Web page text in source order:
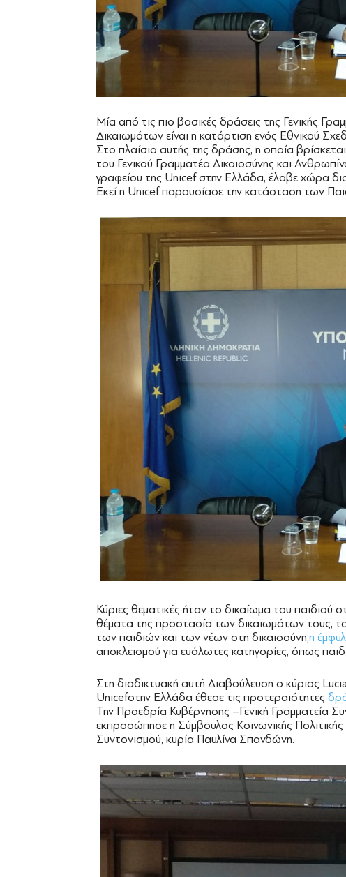
Μία από τις πιο βασικές δράσεις της Γενικής
Δικαιωμάτων είναι η κατάρτιση ενός Εθνικού
Στο πλαίσιο αυτής της δράσης, η οποία
του Γενικού Γραμματέα Δικαιοσύνης και
γραφείου της Unicef στην Ελλάδα, έλαβε χώρα
Εκεί η Unicef παρουσίασε την κατάσταση των
Κύριες θεματικές ήταν το δικαίωμα του παιδιού
θέματα της προστασία των δικαιωμάτων τους,
των παιδιών και των νέων στη δικαιοσύνη,η
αποκλεισμού για ευάλωτες κατηγορίες, όπως
Στη διαδικτυακή αυτή Διαβούλευση ο κύριος
Unicefστην Ελλάδα έθεσε τις προτεραιότητες
Την Προεδρία Κυβέρνησης –Γενική Γραμματεία
εκπροσώπησε η Σύμβουλος Κοινωνικής
Συντονισμού, κυρία Παυλίνα Σπανδώνη.